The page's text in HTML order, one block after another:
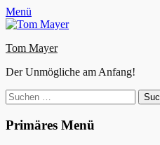
Zum
Inhalt
Facebook
E-
Mail
Instagram
Website
Menü
Tom Mayer
Der Unmögliche am Anfang!
Suche
nach:
Primäres Menü